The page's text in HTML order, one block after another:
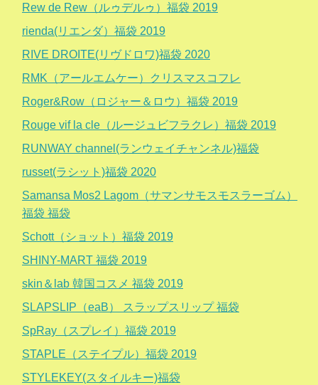
Rew de Rew（ルゥデルゥ）福袋 2019
rienda(リエンダ）福袋 2019
RIVE DROITE(リヴドロワ)福袋 2020
RMK（アールエムケー）クリスマスコフレ
Roger&Row（ロジャー＆ロウ）福袋 2019
Rouge vif la cle（ルージュビフラクレ）福袋 2019
RUNWAY channel(ランウェイチャンネル)福袋
russet(ラシット)福袋 2020
Samansa Mos2 Lagom（サマンサモスモスラーゴム）
福袋 福袋
Schott（ショット）福袋 2019
SHINY-MART 福袋 2019
skin＆lab 韓国コスメ 福袋 2019
SLAPSLIP（eaB） スラップスリップ 福袋
SpRay（スプレイ）福袋 2019
STAPLE（ステイプル）福袋 2019
STYLEKEY(スタイルキー)福袋